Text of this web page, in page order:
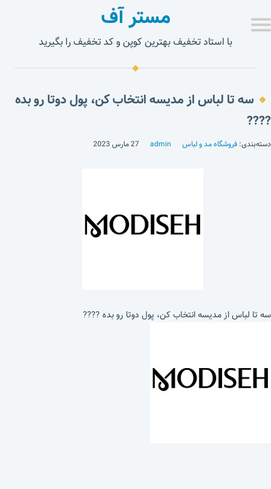
مستر آف
با استاد تخفیف بهترین کوپن و کد تخفیف را بگیرید
سه تا لباس از مدیسه انتخاب کن، پول دوتا رو بده
????
دسته‌بندی: فروشگاه مد و لباس admin 27 مارس 2023
سه تا لباس از مدیسه انتخاب کن، پول دوتا رو بده ????